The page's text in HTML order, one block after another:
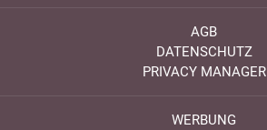
AGB
DATENSCHUTZ
PRIVACY MANAGER
WERBUNG